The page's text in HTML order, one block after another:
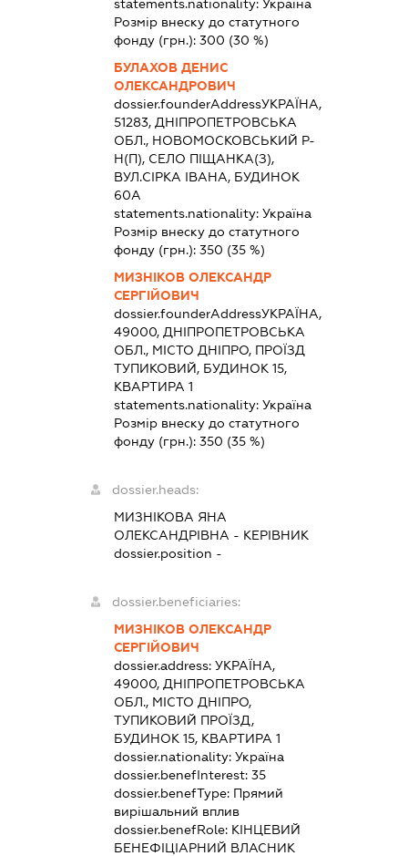
statements.nationality:Україна
Розмір внеску до статутного
фонду (грн.):300 (30 %)
БУЛАХОВ ДЕНИС
ОЛЕКСАНДРОВИЧ
dossier.founderAddressУКРАЇНА,
51283, ДНІПРОПЕТРОВСЬКА
ОБЛ., НОВОМОСКОВСЬКИЙ Р-
Н(П), СЕЛО ПІЩАНКА(З),
ВУЛ.СІРКА ІВАНА, БУДИНОК
60А
statements.nationality:Україна
Розмір внеску до статутного
фонду (грн.):350 (35 %)
МИЗНІКОВ ОЛЕКСАНДР
СЕРГІЙОВИЧ
dossier.founderAddressУКРАЇНА,
49000, ДНІПРОПЕТРОВСЬКА
ОБЛ., МІСТО ДНІПРО, ПРОЇЗД
ТУПИКОВИЙ, БУДИНОК 15,
КВАРТИРА 1
statements.nationality:Україна
Розмір внеску до статутного
фонду (грн.):350 (35 %)
dossier.heads:
МИЗНІКОВА ЯНА
ОЛЕКСАНДРІВНА - КЕРІВНИК
dossier.position -
dossier.beneficiaries:
МИЗНІКОВ ОЛЕКСАНДР
СЕРГІЙОВИЧ
dossier.address:УКРАЇНА,
49000, ДНІПРОПЕТРОВСЬКА
ОБЛ., МІСТО ДНІПРО,
ТУПИКОВИЙ ПРОЇЗД,
БУДИНОК 15, КВАРТИРА 1
dossier.nationality:Україна
dossier.benefInterest:35
dossier.benefType: Прямий
вирішальний вплив
dossier.benefRole: КІНЦЕВИЙ
БЕНЕФІЦІАРНИЙ ВЛАСНИК